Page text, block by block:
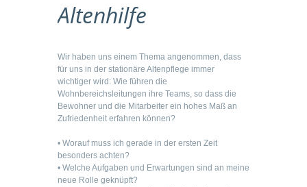
Altenhilfe
Wir haben uns einem Thema angenommen, dass
für uns in der stationäre Altenpflege immer
wichtiger wird: Wie führen die
Wohnbereichsleitungen ihre Teams, so dass die
Bewohner und die Mitarbeiter ein hohes Maß an
Zufriedenheit erfahren können?
• Worauf muss ich gerade in der ersten Zeit
besonders achten?
• Welche Aufgaben und Erwartungen sind an meine
neue Rolle geknüpft?